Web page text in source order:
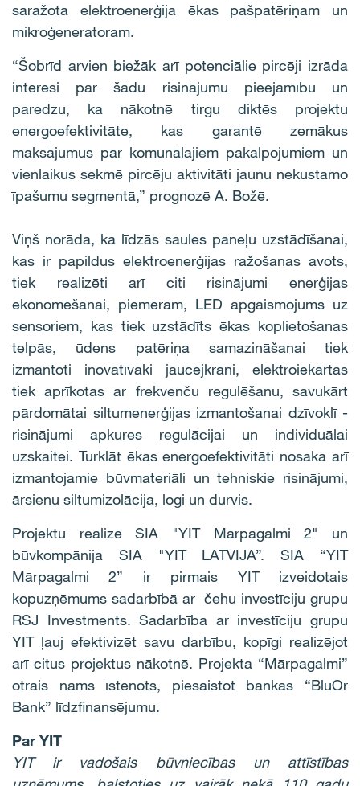
saražota elektroenerģija ēkas pašpatēriņam un
mikroģeneratoram.
“Šobrīd arvien biežāk arī potenciālie pircēji izrāda
interesi par šādu risinājumu pieejamību un
paredzu, ka nākotnē tirgu diktēs projektu
energoefektivitāte, kas garantē zemākus
maksājumus par komunālajiem pakalpojumiem un
vienlaikus sekmē pircēju aktivitāti jaunu nekustamo
īpašumu segmentā,” prognozē A. Božē.
Viņš norāda, ka līdzās saules paneļu uzstādīšanai,
kas ir papildus elektroenerģijas ražošanas avots,
tiek realizēti arī citi risinājumi enerģijas
ekonomēšanai, piemēram, LED apgaismojums uz
sensoriem, kas tiek uzstādīts ēkas koplietošanas
telpās, ūdens patēriņa samazināšanai tiek
izmantoti inovatīvāki jaucējkrāni, elektroiekārtas
tiek aprīkotas ar frekvenču regulēšanu, savukārt
pārdomātai siltumenerģijas izmantošanai dzīvoklī -
risinājumi apkures regulācijai un individuālai
uzskaitei. Turklāt ēkas energoefektivitāti nosaka arī
izmantojamie būvmateriāli un tehniskie risinājumi,
ārsienu siltumizolācija, logi un durvis.
Projektu realizē SIA "YIT Mārpagalmi 2" un
būvkompānija SIA "YIT LATVIJA”. SIA “YIT
Mārpagalmi 2” ir pirmais YIT izveidotais
kopuzņēmums sadarbībā ar čehu investīciju grupu
RSJ Investments. Sadarbība ar investīciju grupu
YIT ļauj efektivizēt savu darbību, kopīgi realizējot
arī citus projektus nākotnē. Projekta “Mārpagalmi”
otrais nams īstenots, piesaistot bankas “BluOr
Bank” līdzfinansējumu.
Par YIT
YIT ir vadošais būvniecības un attīstības